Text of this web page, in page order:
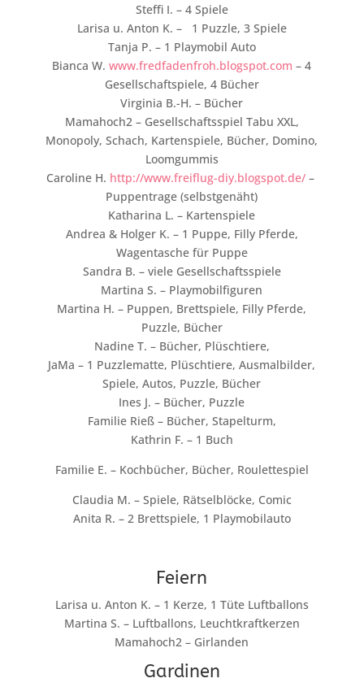
Steffi I. – 4 Spiele
Larisa u. Anton K. – 1 Puzzle, 3 Spiele
Tanja P. – 1 Playmobil Auto
Bianca W.www.fredfadenfroh.blogspot.com – 4
Gesellschaftspiele, 4 Bücher
Virginia B.-H. – Bücher
Mamahoch2 – Gesellschaftsspiel Tabu XXL,
Monopoly, Schach, Kartenspiele, Bücher, Domino,
Loomgummis
Caroline H. http://www.freiflug-diy.blogspot.de/ –
Puppentrage (selbstgenäht)
Katharina L. – Kartenspiele
Andrea & Holger K. – 1 Puppe, Filly Pferde,
Wagentasche für Puppe
Sandra B. – viele Gesellschaftsspiele
Martina S. – Playmobilfiguren
Martina H. – Puppen, Brettspiele, Filly Pferde,
Puzzle, Bücher
Nadine T. – Bücher, Plüschtiere,
JaMa – 1 Puzzlematte, Plüschtiere, Ausmalbilder,
Spiele, Autos, Puzzle, Bücher
Ines J. – Bücher, Puzzle
Familie Rieß – Bücher, Stapelturm,
Kathrin F. – 1 Buch
Familie E. – Kochbücher, Bücher, Roulettespiel
Claudia M. – Spiele, Rätselblöcke, Comic
Anita R. – 2 Brettspiele, 1 Playmobilauto
Feiern
Larisa u. Anton K. – 1 Kerze, 1 Tüte Luftballons
Martina S. – Luftballons, Leuchtkraftkerzen
Mamahoch2 – Girlanden
Gardinen